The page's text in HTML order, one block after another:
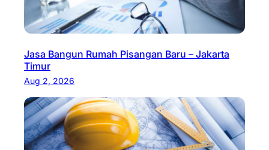
Jasa Bangun Rumah Pisangan Baru – Jakarta
Timur
Aug 2, 2026